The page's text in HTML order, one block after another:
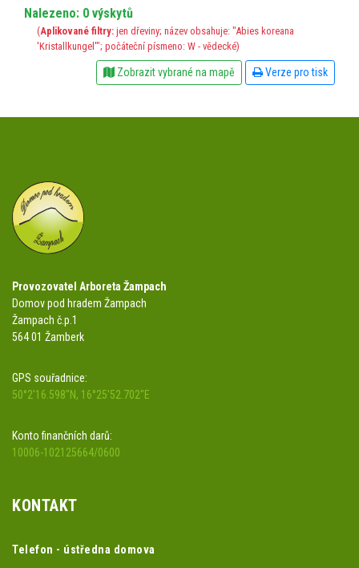
Nalezeno: 0 výskytů
(Aplikované filtry: jen dřeviny; název obsahuje: "Abies koreana
'Kristallkungel'"; počáteční písmeno: W - vědecké)
Zobrazit vybrané na mapě Verze pro tisk
Provozovatel Arboreta Žampach
Domov pod hradem Žampach
Žampach č.p.1
564 01 Žamberk
GPS souřadnice:
50°2'16.598"N, 16°25'52.702"E
Konto finančních darů:
10006-102125664/0600
KONTAKT
Telefon - ústředna domova